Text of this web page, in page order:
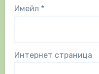
Имейл *
Интернет страница